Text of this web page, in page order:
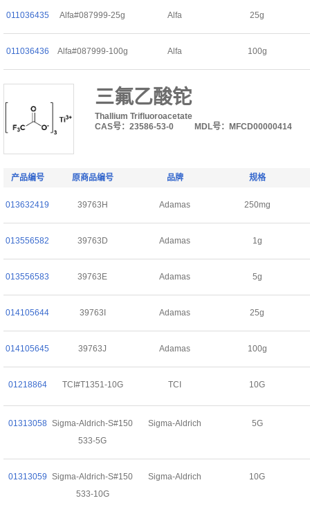
011036435 Alfa#087999-25g Alfa 25g
011036436 Alfa#087999-100g Alfa 100g
三氟乙酸铊
Thallium Trifluoroacetate
CAS号：23586-53-0
MDL号：MFCD00000414
产品编号 原商品编号 品牌 规格
013632419 39763H Adamas 250mg
013556582 39763D Adamas 1g
013556583 39763E Adamas 5g
014105644 39763I Adamas 25g
014105645 39763J Adamas 100g
01218864 TCI#T1351-10G TCI 10G
01313058 Sigma-Aldrich-S#150
533-5G
Sigma-Aldrich 5G
01313059 Sigma-Aldrich-S#150
533-10G
Sigma-Aldrich 10G